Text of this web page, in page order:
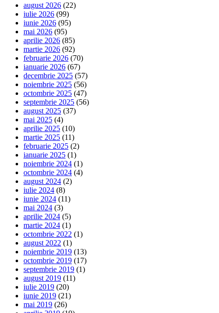
august 2026 (22)
iulie 2026 (99)
iunie 2026 (95)
mai 2026 (95)
aprilie 2026 (85)
martie 2026 (92)
februarie 2026 (70)
ianuarie 2026 (67)
decembrie 2025 (57)
noiembrie 2025 (56)
octombrie 2025 (47)
septembrie 2025 (56)
august 2025 (37)
mai 2025 (4)
aprilie 2025 (10)
martie 2025 (11)
februarie 2025 (2)
ianuarie 2025 (1)
noiembrie 2024 (1)
octombrie 2024 (4)
august 2024 (2)
iulie 2024 (8)
iunie 2024 (11)
mai 2024 (3)
aprilie 2024 (5)
martie 2024 (1)
octombrie 2022 (1)
august 2022 (1)
noiembrie 2019 (13)
octombrie 2019 (17)
septembrie 2019 (1)
august 2019 (11)
iulie 2019 (20)
iunie 2019 (21)
mai 2019 (26)